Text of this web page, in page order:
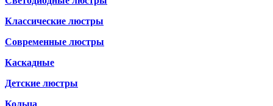
Классические люстры
Современные люстры
Каскадные
Детские люстры
Кольца